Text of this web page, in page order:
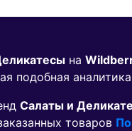
на
подобная
Салаты и
товаров